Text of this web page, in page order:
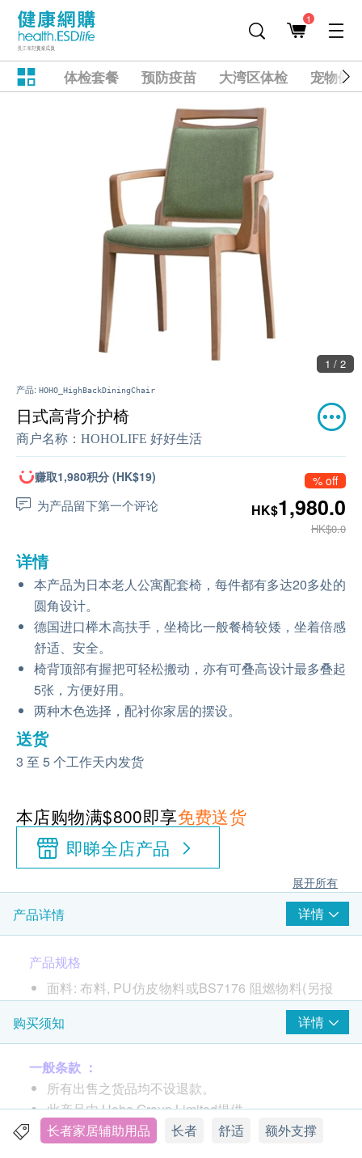
1
体检套餐 预防疫苗 大湾区体检 宠物健
1 / 2
产品: HOHO_HighBackDiningChair
日式高背介护椅
商户名称： HOHOLIFE 好好生活
赚取1,980积分 (HK$19)
为产品留下第一个评论
% off
HK$1,980.0
HK$0.0
详情
本产品为日本老人公寓配套椅，每件都有多达20多处的
圆角设计。
德国进口榉木高扶手，坐椅比一般餐椅较矮，坐着倍感
舒适、安全。
椅背顶部有握把可轻松搬动，亦有可叠高设计最多叠起
5张，方便好用。
两种木色选择，配衬你家居的摆设。
送货
3 至 5 个工作天内发货
本店购物满$800即享免费送货
即睇全店产品
展开所有
产品详情 详情
产品规格
面料: 布料, PU仿皮物料或BS7176 阻燃物料(另报
材料：德国进口榉木
重量：9kg
尺寸： 宽度547mm, 深度585mm, 高度830mm, 座
椅高度420mm, 扶手高度605mm
产地：中国
购买须知 详情
一般条款 ：
所有出售之货品均不设退款。
此产品由 Hoho Group Limited提供。
如有任何争议，Hoho Group Limited及健康网购
长者家居辅助用品 长者 舒适 额外支撑